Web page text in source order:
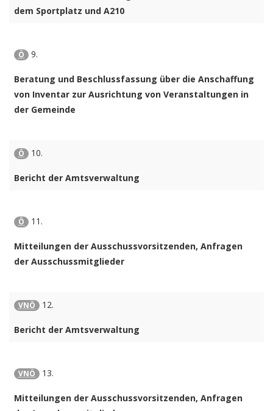
dem Sportplatz und A210
Ö 9.
Beratung und Beschlussfassung über die Anschaffung
von Inventar zur Ausrichtung von Veranstaltungen in
der Gemeinde
Ö 10.
Bericht der Amtsverwaltung
Ö 11.
Mitteilungen der Ausschussvorsitzenden, Anfragen
der Ausschussmitglieder
VNÖ 12.
Bericht der Amtsverwaltung
VNÖ 13.
Mitteilungen der Ausschussvorsitzenden, Anfragen